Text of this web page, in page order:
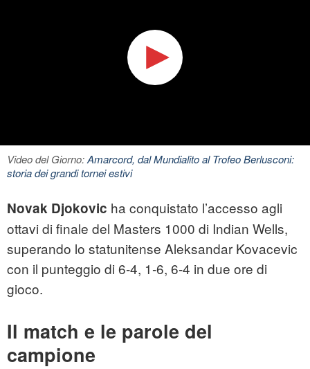
Video del Giorno:Amarcord, dal Mundialito al Trofeo Berlusconi:
storia dei grandi tornei estivi
Novak Djokovic ha conquistato l’accesso agli
ottavi di finale del Masters 1000 di Indian Wells,
superando lo statunitense Aleksandar Kovacevic
con il punteggio di 6‑4, 1‑6, 6‑4 in due ore di
gioco.
Il match e le parole del
campione